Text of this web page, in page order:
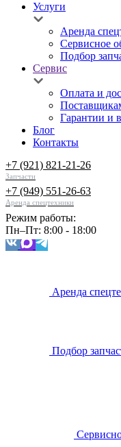
Услуги
Аренда
Сервисное
Подбор
Сервис
Оплата и
Гарантии и
Блог
Контакты
+7 (921) 821-21-26
Запчасти
+7 (949) 551-26-63
Аренда спецтехники
Режим работы:
Пн–Пт: 8:00 - 18:00
Аренда
Подбор